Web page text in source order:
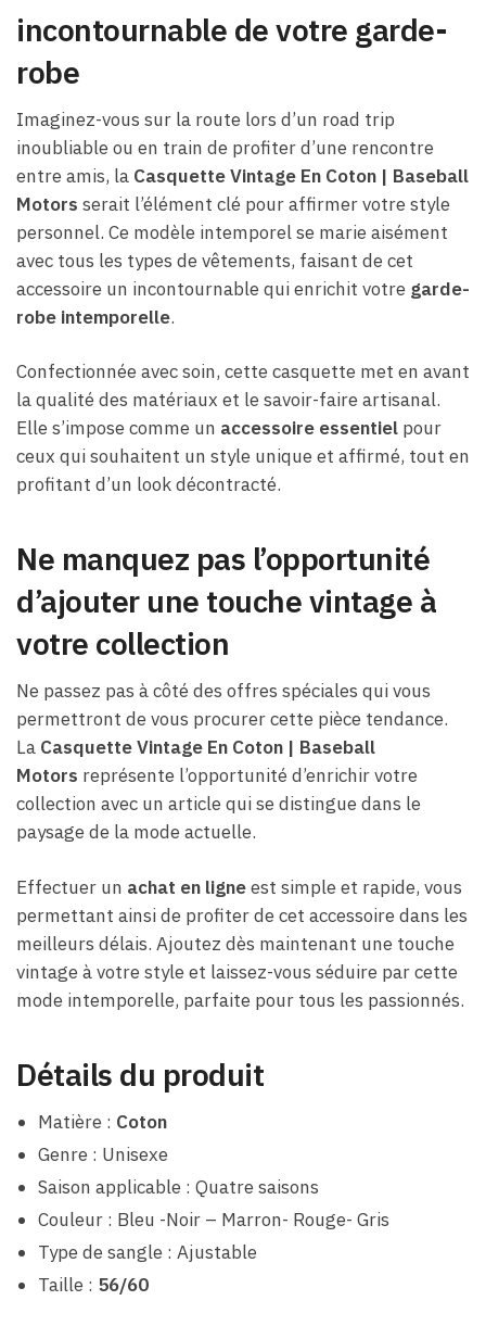
incontournable de votre garde-
robe
Imaginez-vous sur la route lors d’un road trip
inoubliable ou en train de profiter d’une rencontre
entre amis, la Casquette Vintage En Coton | Baseball
Motors serait l’élément clé pour affirmer votre style
personnel. Ce modèle intemporel se marie aisément
avec tous les types de vêtements, faisant de cet
accessoire un incontournable qui enrichit votre garde-
robe intemporelle.
Confectionnée avec soin, cette casquette met en avant
la qualité des matériaux et le savoir-faire artisanal.
Elle s’impose comme un accessoire essentiel pour
ceux qui souhaitent un style unique et affirmé, tout en
profitant d’un look décontracté.
Ne manquez pas l’opportunité
d’ajouter une touche vintage à
votre collection
Ne passez pas à côté des offres spéciales qui vous
permettront de vous procurer cette pièce tendance.
La Casquette Vintage En Coton | Baseball
Motors représente l’opportunité d’enrichir votre
collection avec un article qui se distingue dans le
paysage de la mode actuelle.
Effectuer un achat en ligneest simple et rapide, vous
permettant ainsi de profiter de cet accessoire dans les
meilleurs délais. Ajoutez dès maintenant une touche
vintage à votre style et laissez-vous séduire par cette
mode intemporelle, parfaite pour tous les passionnés.
Détails du produit
Matière : Coton
Genre : Unisexe
Saison applicable : Quatre saisons
Couleur : Bleu -Noir – Marron- Rouge- Gris
Type de sangle : Ajustable
Taille : 56/60